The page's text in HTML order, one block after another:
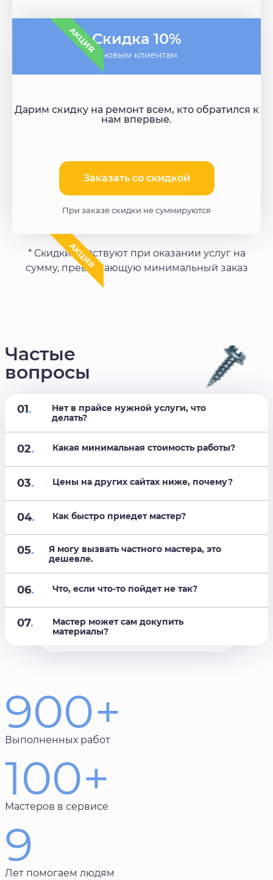
АКЦИЯСкидка 10%
- новым клиентам
Дарим скидку на ремонт всем, кто обратился к
нам впервые.
Заказать со скидкой​
При заказе скидки не суммируются
АКЦИЯ
* Скидки действуют при оказании услуг на
сумму, превышающую минимальный заказ
Частые
вопросы
01.
Нет в прайсе нужной услуги, что
делать?
02. Какая минимальная стоимость работы?
03. Цены на других сайтах ниже, почему?
04. Как быстро приедет мастер?
05.
Я могу вызвать частного мастера, это
дешевле.
06. Что, если что-то пойдет не так?
07.
Мастер может сам докупить
материалы?
900+
Выполненных работ
100+
Мастеров в сервисе
9
Лет помогаем людям